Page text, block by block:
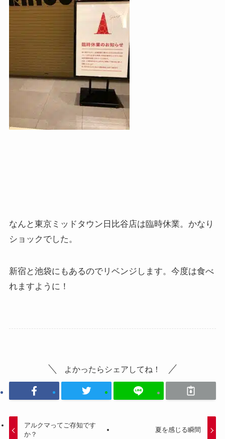
なんと東京ミッドタウン日比谷店は臨時休業。かなり
ショックでした。
新宿と池袋にもあるのでリベンジします。今度は食べ
れますように！
よかったらシェアしてね！
アルクマってご存知です
か？
夏を感じる瞬間